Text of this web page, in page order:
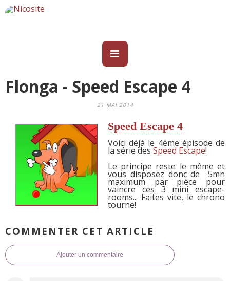
Flonga - Speed Escape 4
21 MAI 2014
Speed Escape 4
Voici déjà le 4ème épisode de
la série des Speed Escape!
Le principe reste le même et
vous disposez donc de 5mn
maximum par pièce pour
vaincre ces 3 mini escape-
rooms... Faites vite, le chrono
tourne!
COMMENTER CET ARTICLE
Ajouter un commentaire